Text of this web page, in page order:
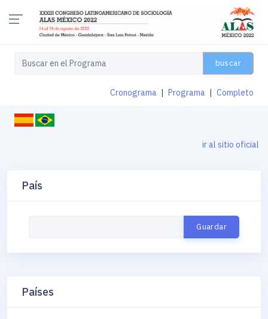
buscar
Cronograma Programa Completo
ir al sitio oficial
País
Países